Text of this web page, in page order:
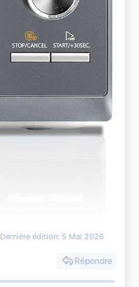
Dernière édition: 5 Mai 2026
Répondre